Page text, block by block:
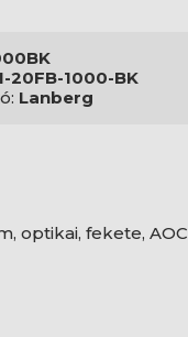
20FB-1000-BK
Lanberg
optikai, fekete, AOC